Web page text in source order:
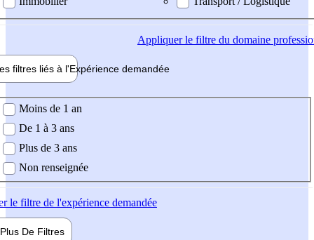
Appliquerle filtre du domaine
filtres liés à l'Expérience demandée
demandée
Moins de 1 an
De 1 à 3 ans
Plus de 3 ans
Non renseignée
le filtre de l'expérience demandée
Plus De Filtres